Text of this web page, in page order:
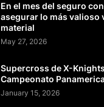
En el mes del seguro
asegurar lo más valioso
material
May 27, 2026
Supercross de X-
Campeonato
January 15, 2026